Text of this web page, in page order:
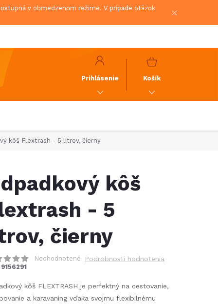
v obmedzenom režime. V prípade otázok
Prihlásenie
NÁKUPNÝ
Košík
kôš Flextrash - 5 litrov, čierny
kôš
- 5
čierny
Neohodnotené Podrobnosti hodnotenia
9156291
kôš FLEXTRASH je perfektný na cestovanie,
a karavaning vďaka svojmu flexibilnému